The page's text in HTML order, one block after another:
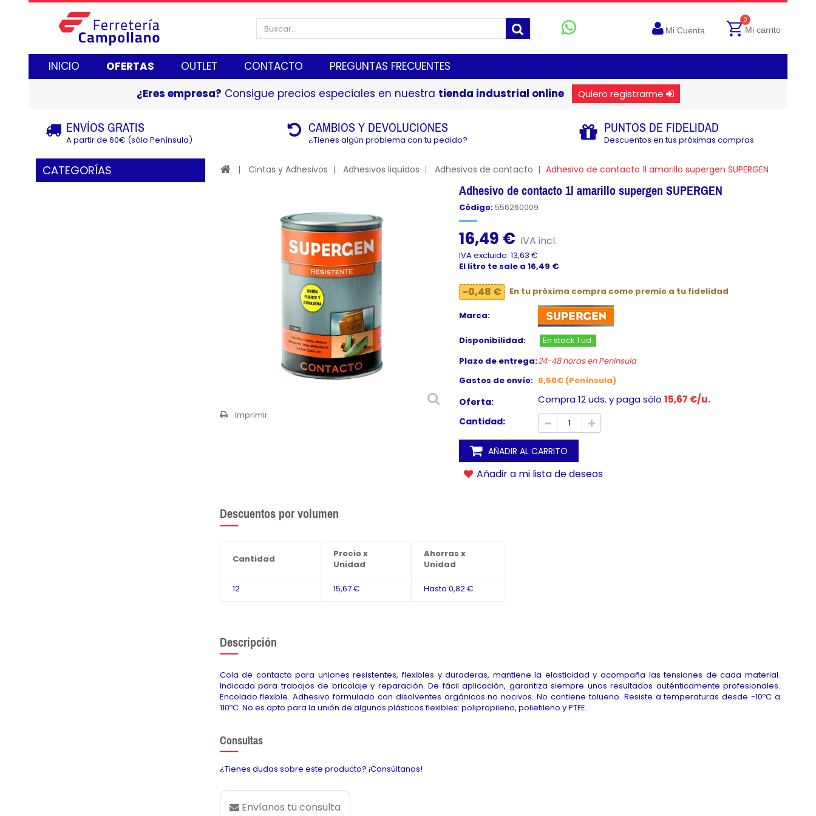
INICIO OFERTAS OUTLET CONTACTO PREGUNTAS FRECUENTES
Mi Cuenta
0
Mi carrito
¿Eres empresa? Consigue precios especiales en nuestra tienda industrial online Quiero registrarme
ENVÍOS GRATIS
A partir de 60€ (sólo Península)
CAMBIOS Y DEVOLUCIONES
¿Tienes algún problema con tu pedido?
PUNTOS DE FIDELIDAD
Descuentos en tus próximas compras
CATEGORÍAS Cintas y Adhesivos Adhesivos liquidos Adhesivos de contacto Adhesivo de contacto 1l amarillo supergen SUPERGEN
Imprimir
Adhesivo de contacto 1l amarillo supergen SUPERGEN
Código:556260009
16,49 € IVA incl.
IVA excluido: 13,63 €
El litro te sale a 16,49 €
-0,48 € En tu próxima compra como premio a tu fidelidad
Marca:
Disponibilidad:
En stock 1 ud.
Plazo de entrega:24-48 horas en Península
Gastos de envío: 6,50€ (Península)
Oferta: Compra 12 uds. y paga sólo15,67 €/u.
Cantidad:
AÑADIR AL CARRITO
Añadir a mi lista de deseos
Descuentos por volumen
Cantidad
Precio x
Unidad
Ahorras x
Unidad
12 15,67 € Hasta 0,82 €
Descripción
Cola de contacto para uniones resistentes, flexibles y duraderas, mantiene la elasticidad y acompaña las tensiones de cada material.
Indicada para trabajos de bricolaje y reparación. De fácil aplicación, garantiza siempre unos resultados auténticamente profesionales.
Encolado flexible. Adhesivo formulado con disolventes orgánicos no nocivos. No contiene tolueno. Resiste a temperaturas desde -10ºC a
110ºC. No es apto para la unión de algunos plásticos flexibles: polipropileno, polietileno y PTFE.
Consultas
¿Tienes dudas sobre este producto? ¡Consúltanos!
Envíanos tu consulta